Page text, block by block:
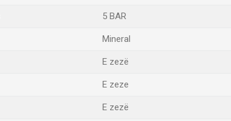
5 BAR
Mineral
E zezë
E zeze
E zezë